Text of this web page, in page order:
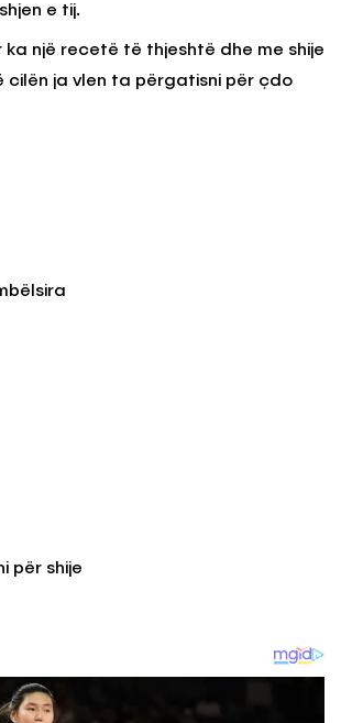
e tij.
ka një recetë të thjeshtë dhe me shije
ja vlen ta përgatisni për çdo
për shije